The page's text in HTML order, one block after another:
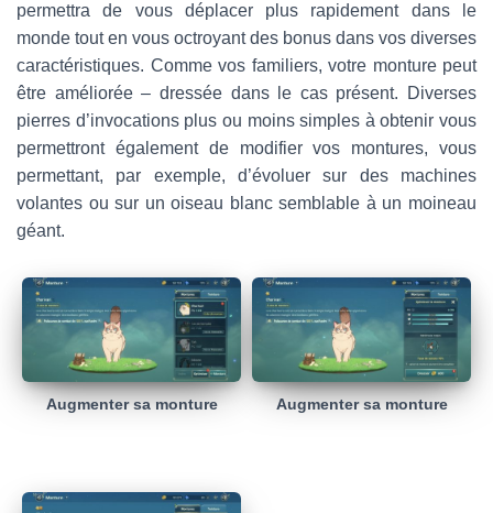
permettra de vous déplacer plus rapidement dans le
monde tout en vous octroyant des bonus dans vos diverses
caractéristiques. Comme vos familiers, votre monture peut
être améliorée – dressée dans le cas présent. Diverses
pierres d’invocations plus ou moins simples à obtenir vous
permettront également de modifier vos montures, vous
permettant, par exemple, d’évoluer sur des machines
volantes ou sur un oiseau blanc semblable à un moineau
géant.
Augmenter sa monture Augmenter sa monture